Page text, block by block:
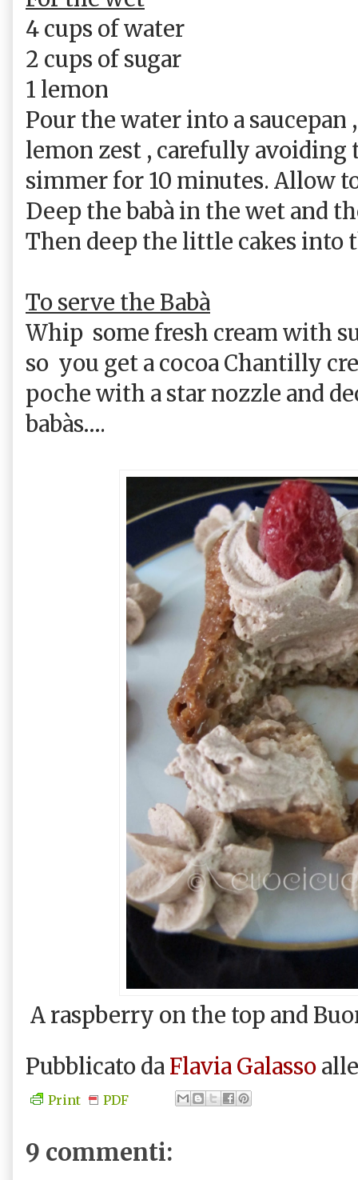
4 cups of water
2 cups of sugar
1 lemon
Pour the water into a saucepan
lemon zest , carefully avoiding
simmer for 10 minutes. Allow
Deep the babà in the wet and
Then deep the little cakes into
To serve the Babà
Whip some fresh cream with
so you get a cocoa Chantilly
poche with a star nozzle and
babàs….
A raspberry on the top and
Pubblicato da Flavia Galasso
Print PDF
9 commenti: